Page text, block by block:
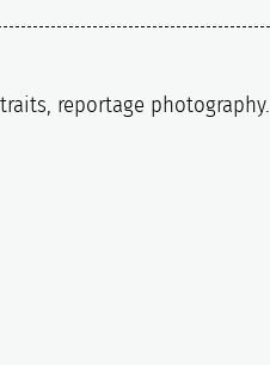
reportage photography.